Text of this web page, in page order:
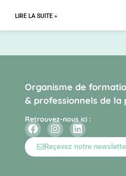
LIRE LA SUITE »
Organisme de
& professionnels de la
Retrouvez-nous ici :
Reçevez notre